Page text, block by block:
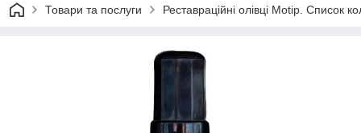
Товари та послуги Реставраційні олівці Motip. Список